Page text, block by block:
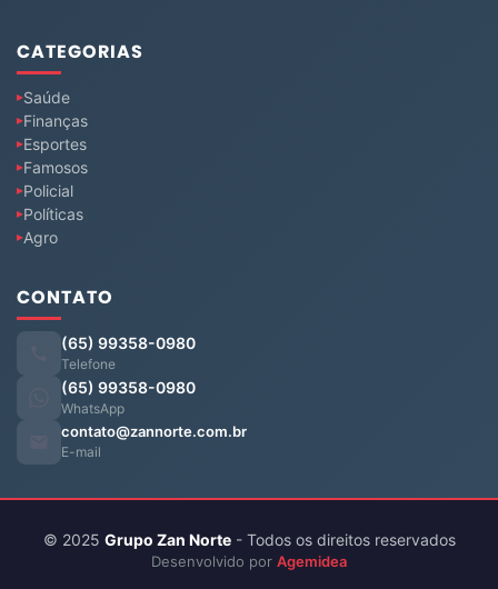
CATEGORIAS
Saúde
Finanças
Esportes
Famosos
Policial
Políticas
Agro
CONTATO
(65) 99358-0980
Telefone
(65) 99358-0980
WhatsApp
contato@zannorte.com.br
E-mail
© 2025 Grupo Zan Norte- Todos os direitos reservados
Desenvolvido por Agemidea